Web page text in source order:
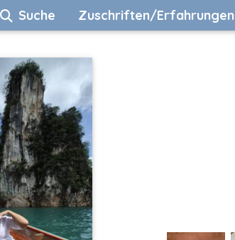
Suche Zuschriften/Erfahrungen